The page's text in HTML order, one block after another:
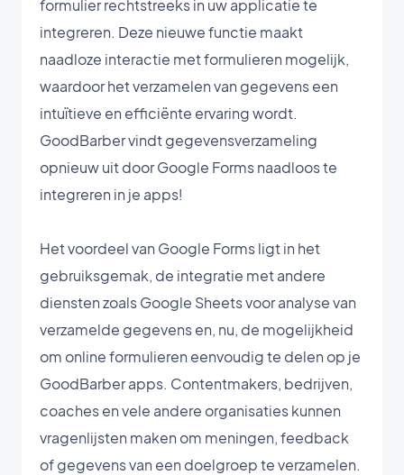
formulier rechtstreeks in uw applicatie te
integreren. Deze nieuwe functie maakt
naadloze interactie met formulieren mogelijk,
waardoor het verzamelen van gegevens een
intuïtieve en efficiënte ervaring wordt.
GoodBarber vindt gegevensverzameling
opnieuw uit door Google Forms naadloos te
integreren in je apps!
Het voordeel van Google Forms ligt in het
gebruiksgemak, de integratie met andere
diensten zoals Google Sheets voor analyse van
verzamelde gegevens en, nu, de mogelijkheid
om online formulieren eenvoudig te delen op je
GoodBarber apps. Contentmakers, bedrijven,
coaches en vele andere organisaties kunnen
vragenlijsten maken om meningen, feedback
of gegevens van een doelgroep te verzamelen.